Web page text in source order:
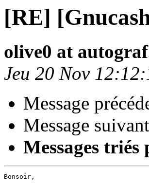
[RE]
olive0 at
Jeu 20 Nov
Message
Message
Messages triés
Bonsoir,